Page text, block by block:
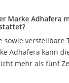
Marke Adhafera
sowie verstellbare
Adhafera kann
mehr als fünf